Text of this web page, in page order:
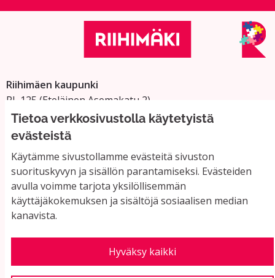
Tietoa verkkosivustolla käytetyistä
evästeistä
Käytämme sivustollamme evästeitä sivuston
suorituskyvyn ja sisällön parantamiseksi. Evästeiden
avulla voimme tarjota yksilöllisemmän
käyttäjäkokemuksen ja sisältöjä sosiaalisen median
kanavista.
Hyväksy kaikki
Riihimäen kaupunki
PL 125 (Eteläinen Asemakatu 2)
11101 Riihimäki
Vaihde: 019 758 4000
Sähköpostiosoitteet:
etunimi.sukunimi@riihimaki.fi
Yhteystiedot ja usein kysyttyä
Käyttöehdot
Evästeasetukset